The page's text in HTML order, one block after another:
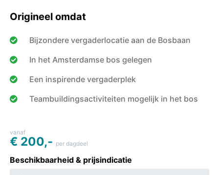
Origineel omdat
Bijzondere vergaderlocatie aan de Bosbaan
In het Amsterdamse bos gelegen
Een inspirende vergaderplek
Teambuildingsactiviteiten mogelijk in het bos
vanaf
€ 200,- per dagdeel
Beschikbaarheid & prijsindicatie